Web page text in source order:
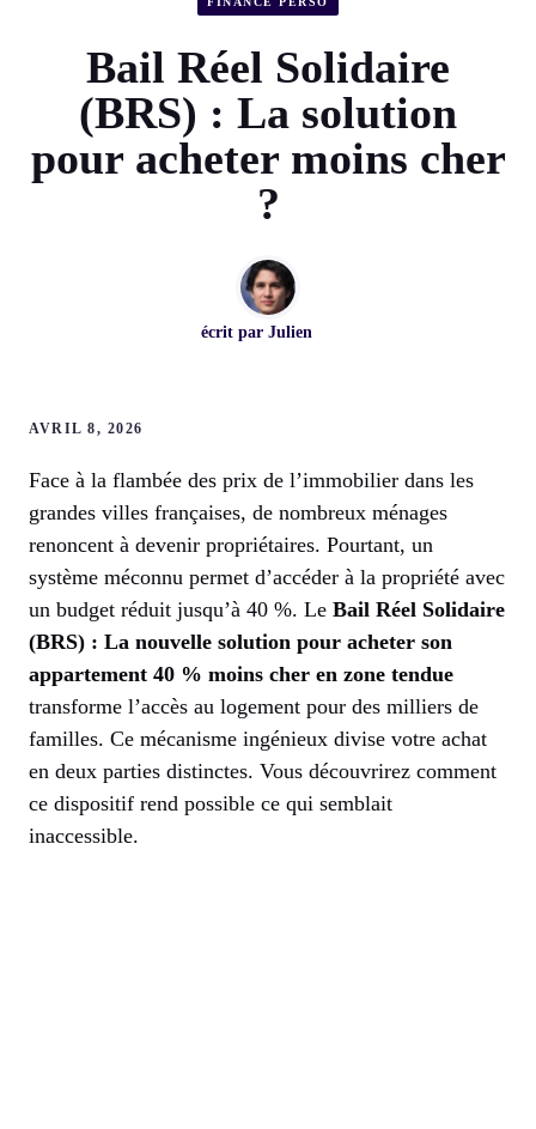
Bail Réel Solidaire
(BRS) : La solution
pour acheter moins cher
?
écrit par Julien
AVRIL 8, 2026
Face à la flambée des prix de l’immobilier dans les
grandes villes françaises, de nombreux ménages
renoncent à devenir propriétaires. Pourtant, un
système méconnu permet d’accéder à la propriété avec
un budget réduit jusqu’à 40 %. Le Bail Réel Solidaire
(BRS) : La nouvelle solution pour acheter son
appartement 40 % moins cher en zone tendue
transforme l’accès au logement pour des milliers de
familles. Ce mécanisme ingénieux divise votre achat
en deux parties distinctes. Vous découvrirez comment
ce dispositif rend possible ce qui semblait
inaccessible.